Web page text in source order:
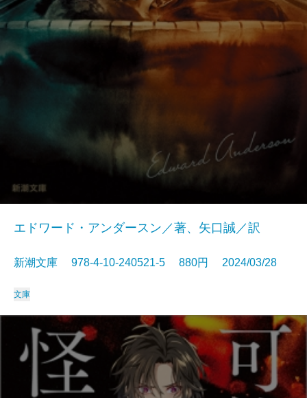
エドワード・アンダースン／著、矢口誠／訳
新潮文庫 978-4-10-240521-5 880円 2024/03/28
文庫